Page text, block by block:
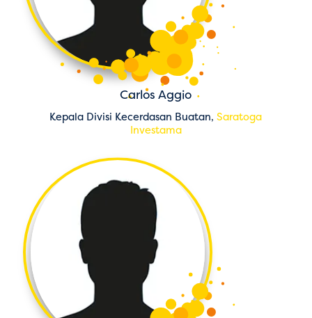
Carlos Aggio
Kepala Divisi Kecerdasan Buatan,Saratoga
Investama